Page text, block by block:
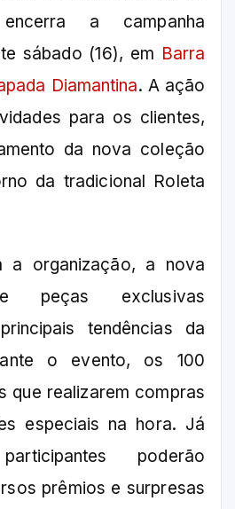
a campanha
sábado (16), em Barra
Diamantina. A ação
para os clientes,
da nova coleção
da tradicional Roleta
a organização, a nova
peças exclusivas
tendências da
o evento, os 100
que realizarem compras
especiais na hora. Já
poderão
prêmios e surpresas